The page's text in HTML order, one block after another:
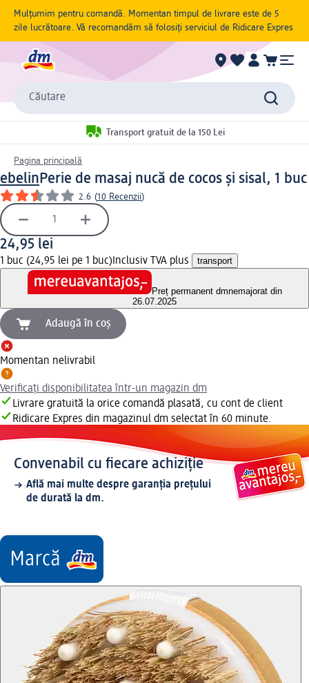
Mulțumim pentru comandă. Momentan timpul de livrare este de 5
zile lucrătoare. Vă recomandăm să folosiți serviciul de Ridicare Expres
Căutare
Transport gratuit de la 150 Lei
Pagina principală
ebelinPerie de masaj nucă de cocos și sisal, 1 buc
2.6 (10 Recenzii)
24,95 lei
1 buc (24,95 lei pe 1 buc) Inclusiv TVA plus transport
Preț permanent dmnemajorat din
26.07.2025
Adaugă în coș
Momentan nelivrabil
Verificați disponibilitatea într-un magazin dm
Livrare gratuită la orice comandă plasată, cu cont de client
Ridicare Expres din magazinul dm selectat în 60 minute.
Convenabil cu fiecare achiziție
Află mai multe despre garanția prețului
de durată la dm.